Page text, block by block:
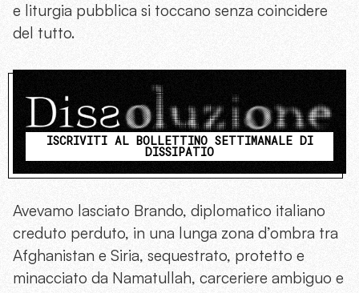
e liturgia pubblica si toccano senza coincidere
del tutto.
ISCRIVITI AL BOLLETTINO SETTIMANALE DI
DISSIPATIO
Avevamo lasciato Brando, diplomatico italiano
creduto perduto, in una lunga zona d’ombra tra
Afghanistan e Siria, sequestrato, protetto e
minacciato da Namatullah, carceriere ambiguo e